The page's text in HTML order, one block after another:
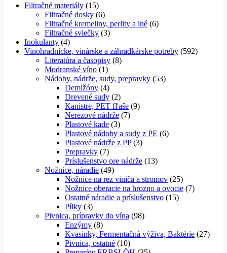
Filtračné materiály (15)
Filtračné dosky (6)
Filtračné kremeliny, perlity a iné (6)
Filtračné sviečky (3)
Inokulanty (4)
Vinohradnícke, vinárske a záhradkárske potreby (592)
Literatúra a časopisy (8)
Modranské víno (1)
Nádoby, nádrže, sudy, prepravky (53)
Demižóny (4)
Drevené sudy (2)
Kanistre, PET fľaše (9)
Nerezové nádrže (7)
Plastové kade (3)
Plastové nádoby a sudy z PE (6)
Plastové nádrže z PP (3)
Prepravky (7)
Príslušenstvo pre nádrže (13)
Nožnice, náradie (49)
Nožnice na rez viniča a stromov (25)
Nožnice oberacie na hrozno a ovocie (7)
Ostatné náradie a príslušenstvo (15)
Pílky (3)
Pivnica, prípravky do vína (98)
Enzýmy (8)
Kvasinky, Fermentačná výživa, Baktérie (27)
Pivnica, ostatné (10)